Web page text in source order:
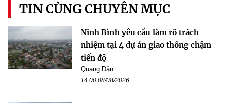
TIN CÙNG CHUYÊN MỤC
Ninh Bình yêu cầu làm rõ trách
nhiệm tại 4 dự án giao thông chậm
tiến độ
Quang Dân
14:00 08/08/2026